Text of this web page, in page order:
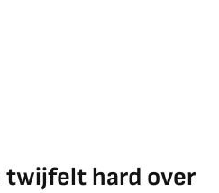
twijfelt hard over